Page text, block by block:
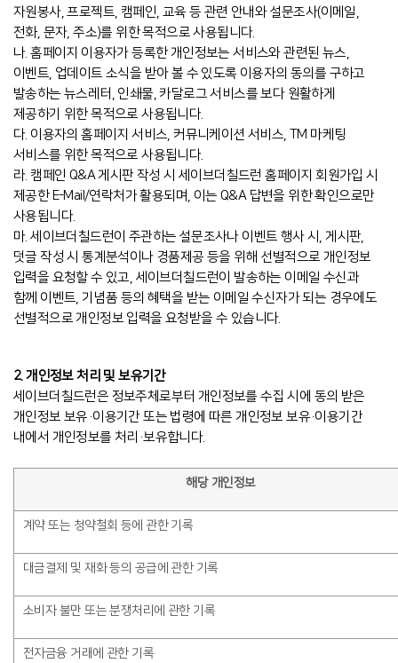
자원봉사, 프로젝트, 캠페인, 교육 등 관련 안내와 설문조사(이메일,
전화, 문자, 주소)를 위한 목적으로 사용됩니다.
나. 홈페이지 이용자가 등록한 개인정보는 서비스와 관련된 뉴스,
이벤트, 업데이트 소식을 받아 볼 수 있도록 이용자의 동의를 구하고
발송하는 뉴스레터, 인쇄물, 카달로그 서비스를 보다 원활하게
제공하기 위한 목적으로 사용됩니다.
다. 이용자의 홈페이지 서비스, 커뮤니케이션 서비스, TM 마케팅
서비스를 위한 목적으로 사용됩니다.
라. 캠페인 Q&A 게시판 작성 시 세이브더칠드런 홈페이지 회원가입 시
제공한 E-Mail/연락처가 활용되며, 이는 Q&A 답변을 위한 확인으로만
사용됩니다.
마. 세이브더칠드런이 주관하는 설문조사나 이벤트 행사 시, 게시판,
덧글 작성 시 통계분석이나 경품제공 등을 위해 선별적으로 개인정보
입력을 요청할 수 있고, 세이브더칠드런이 발송하는 이메일 수신과
함께 이벤트, 기념품 등의 혜택을 받는 이메일 수신자가 되는 경우에도
선별적으로 개인정보 입력을 요청받을 수 있습니다.
2. 개인정보 처리 및 보유기간
세이브더칠드런은 정보주체로부터 개인정보를 수집 시에 동의 받은
개인정보 보유·이용기간 또는 법령에 따른 개인정보 보유·이용기간
내에서 개인정보를 처리·보유합니다.
해당 개인정보
계약 또는 청약철회 등에 관한 기록
대금결제 및 재화 등의 공급에 관한 기록
소비자 불만 또는 분쟁처리에 관한 기록
전자금융 거래에 관한 기록